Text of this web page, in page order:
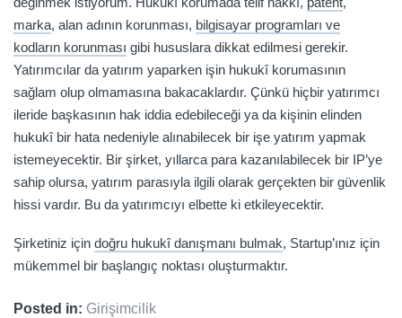
marka, alan adının korunması, bilgisayar programları ve
kodların korunması gibi hususlara dikkat edilmesi gerekir.
Yatırımcılar da yatırım yaparken işin hukukî korumasının
sağlam olup olmamasına bakacaklardır. Çünkü hiçbir yatırımcı
ileride başkasının hak iddia edebileceği ya da kişinin elinden
hukukî bir hata nedeniyle alınabilecek bir işe yatırım yapmak
istemeyecektir. Bir şirket, yıllarca para kazanılabilecek bir IP’ye
sahip olursa, yatırım parasıyla ilgili olarak gerçekten bir güvenlik
hissi vardır. Bu da yatırımcıyı elbette ki etkileyecektir.
Şirketiniz için doğru hukukî danışmanı bulmak, Startup’ınız için
mükemmel bir başlangıç noktası oluşturmaktır.
Posted in: Girişimcilik